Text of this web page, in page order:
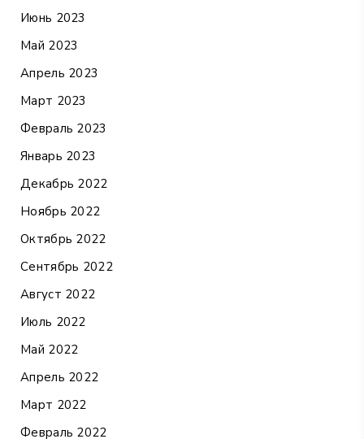
Июнь 2023
Май 2023
Апрель 2023
Март 2023
Февраль 2023
Январь 2023
Декабрь 2022
Ноябрь 2022
Октябрь 2022
Сентябрь 2022
Август 2022
Июль 2022
Май 2022
Апрель 2022
Март 2022
Февраль 2022